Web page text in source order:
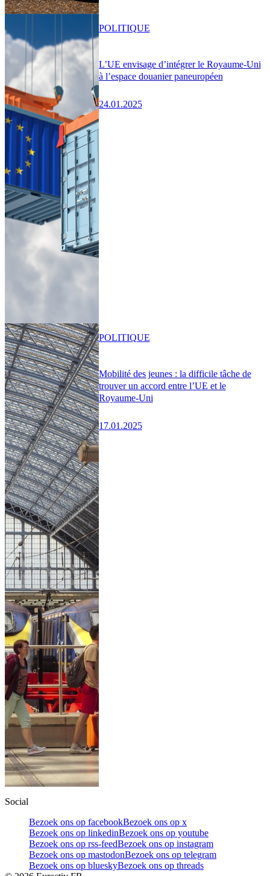
L’UE envisage d’intégrer le Royaume-Uni
à l’espace douanier paneuropéen
24.01.2025
POLITIQUE
Mobilité des jeunes : la difficile tâche de
trouver un accord entre l’UE et le
Royaume-Uni
17.01.2025
POLITIQUE
Social
Bezoek ons op facebookBezoek ons op x
Bezoek ons op linkedinBezoek ons op youtube
Bezoek ons op rss-feedBezoek ons op instagram
Bezoek ons op mastodonBezoek ons op telegram
Bezoek ons op blueskyBezoek ons op threads